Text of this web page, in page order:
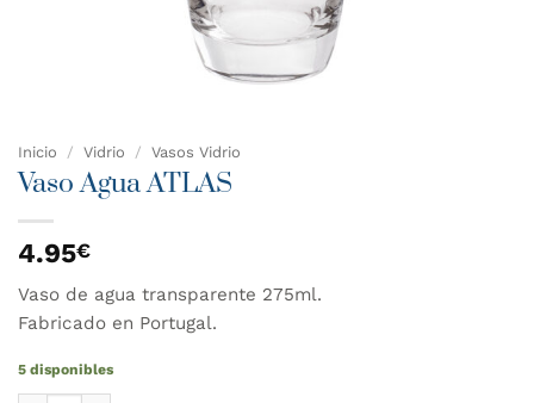
Inicio / Vidrio / Vasos Vidrio
Vaso Agua ATLAS
4.95€
Vaso de agua transparente 275ml.
Fabricado en Portugal.
5 disponibles